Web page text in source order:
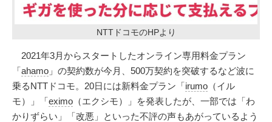
NTTドコモのHPより
2021年3月からスタートしたオンライン専用料金プラン
「ahamo 」の契約数が今月、500万契約を突破するなど波に
乗るNTTドコモ。20日には新料金プラン「irumo （イル
モ）」「eximo （エクシモ）」を発表したが、一部では「わ
かりずらい」「改悪」といった不評の声もあがっているよう